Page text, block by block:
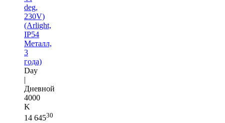
deg,
230V)
(Arlight,
IP54
Металл,
3
года)
Day
|
Дневной
4000
K
14 64530